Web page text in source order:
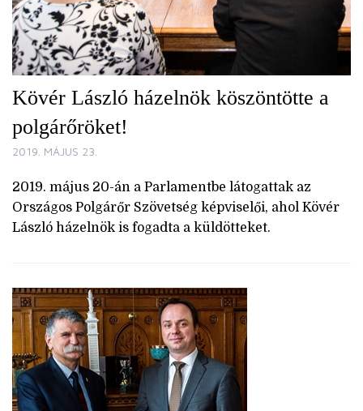
Kövér László házelnök köszöntötte a
polgárőröket!
2019. MÁJUS 23.
2019. május 20-án a Parlamentbe látogattak az
Országos Polgárőr Szövetség képviselői, ahol Kövér
László házelnök is fogadta a küldötteket.